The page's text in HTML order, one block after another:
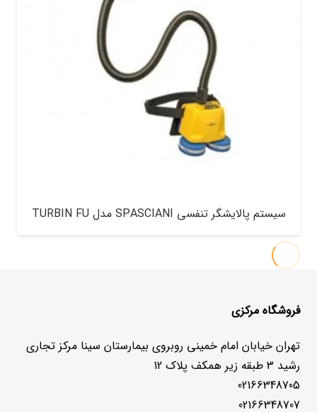
سیستم پالایشگر تنفسی SPASCIANI مدل TURBIN FU
فروشگاه مرکزی
تهران خیابان امام خمینی روبروی بیمارستان سینا مرکز تجاری
رشید 3 طبقه زیر همکف پلاک 12
02166348705
02166348707